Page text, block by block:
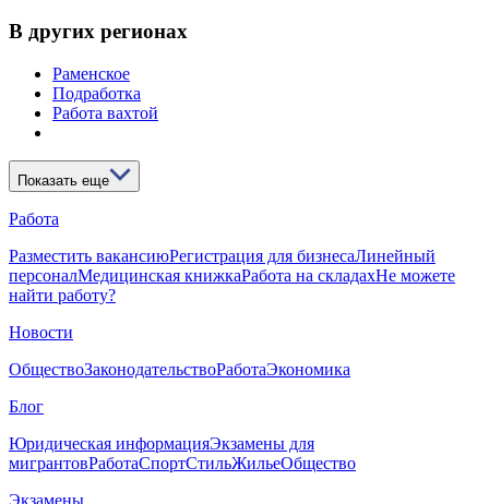
В других регионах
Раменское
Подработка
Работа вахтой
Показать еще
Работа
Разместить вакансиюРегистрация для бизнесаЛинейный
персоналМедицинская книжкаРабота на складахНе можете
найти работу?
Новости
ОбществоЗаконодательствоРаботаЭкономика
Блог
Юридическая информацияЭкзамены для
мигрантовРаботаСпортСтильЖильеОбщество
Экзамены